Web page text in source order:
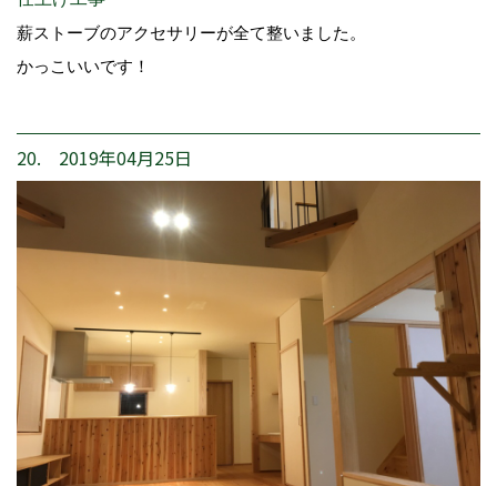
薪ストーブのアクセサリーが全て整いました。
かっこいいです！
20. 2019年04月25日